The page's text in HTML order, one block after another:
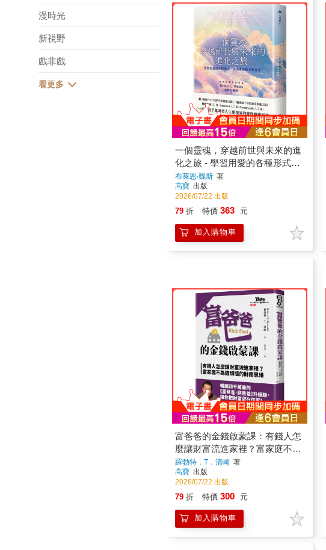
漫時光
新視野
戲非戲
一個靈魂，穿越前世與未來的進
化之旅 - 學習用愛的各種形式，
活出更高版本的自己
布萊恩‧魏斯著
出版
2026/07/22 出版
折 特價 363 元
加入購物車
富爸爸的金錢啟蒙課：有錢人怎
麼讓財富流進家裡？富家庭不為
錢煩惱的財務思維
羅勃特．T．清崎著
出版
2026/07/22 出版
特價 300 元
加入購物車